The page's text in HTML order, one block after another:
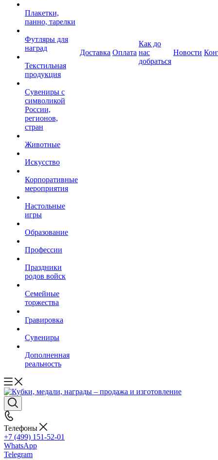
Плакетки,
панно, тарелки
Футляры для
наград
Текстильная
продукция
Сувениры с
символикой
России,
регионов,
стран
Животные
Искусство
Корпоративные
мероприятия
Настольные
игры
Образование
Профессии
Праздники
родов войск
Семейные
торжества
Гравировка
Сувениры
Дополненная
реальность
Доставка Оплата
Как до
нас
добраться
Новости
Телефоны
+7 (499) 151-52-01
WhatsApp
Telegram